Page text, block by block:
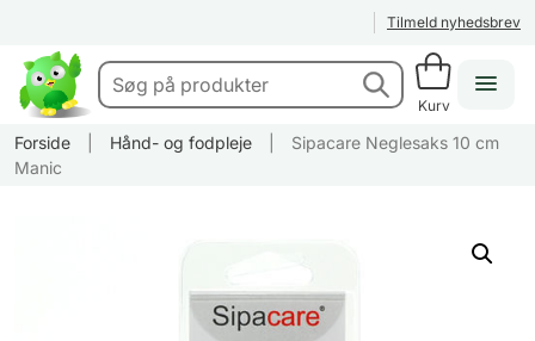
Tilmeld nyhedsbrev
Kurv
Forside Hånd- og fodpleje
Sipacare Neglesaks 10 cm
Manic